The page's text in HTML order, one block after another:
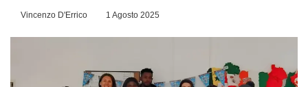
Vincenzo D'Errico 1 Agosto 2025